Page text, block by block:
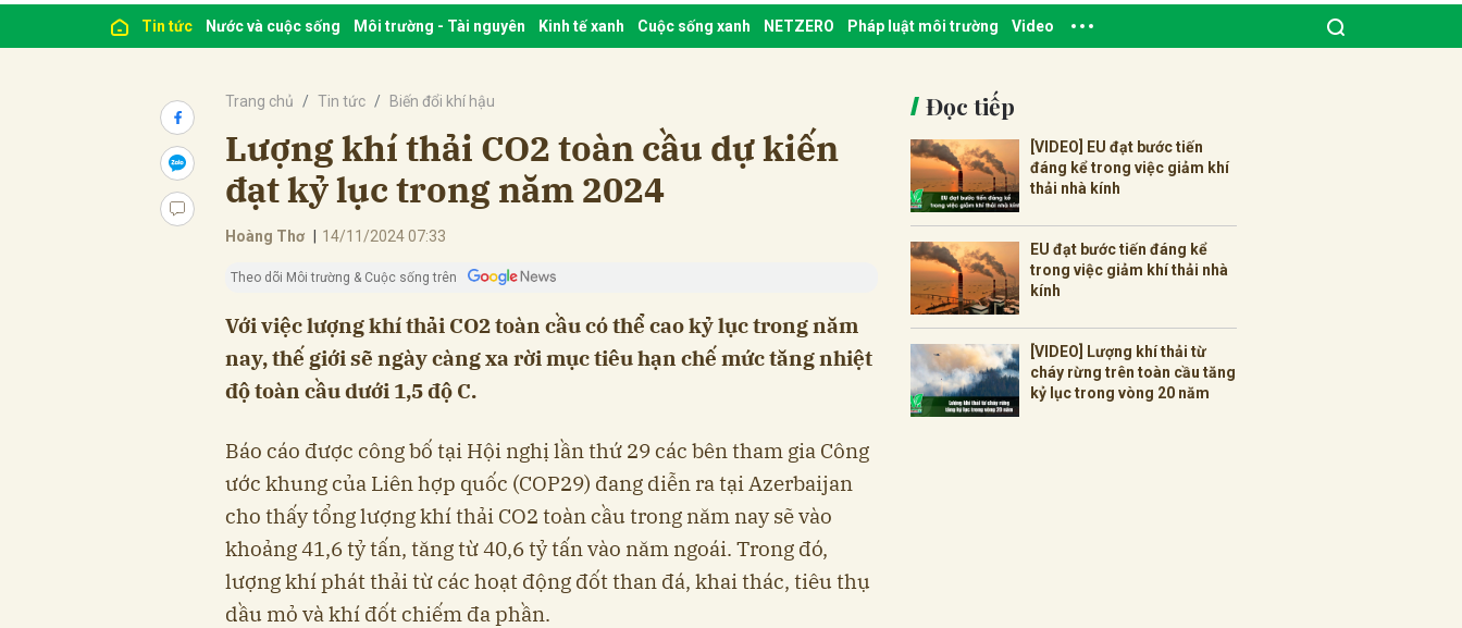
Tin tức Nước và cuộc sống Môi trường - Tài nguyên Kinh tế xanh Cuộc sống xanh NETZERO Pháp luật môi trường Video
Trang chủ Tin tức Biến đổi khí hậu
Lượng khí thải CO2 toàn cầu dự kiến
đạt kỷ lục trong năm 2024
Hoàng Thơ 14/11/2024 07:33
Theo dõi Môi trường & Cuộc sống trên
Với việc lượng khí thải CO2 toàn cầu có thể cao kỷ lục trong năm
nay, thế giới sẽ ngày càng xa rời mục tiêu hạn chế mức tăng nhiệt
độ toàn cầu dưới 1,5 độ C.
Báo cáo được công bố tại Hội nghị lần thứ 29 các bên tham gia Công
ước khung của Liên hợp quốc (COP29) đang diễn ra tại Azerbaijan
cho thấy tổng lượng khí thải CO2 toàn cầu trong năm nay sẽ vào
khoảng 41,6 tỷ tấn, tăng từ 40,6 tỷ tấn vào năm ngoái. Trong đó,
lượng khí phát thải từ các hoạt động đốt than đá, khai thác, tiêu thụ
dầu mỏ và khí đốt chiếm đa phần.
Đọc tiếp
[VIDEO] EU đạt bước tiến
đáng kể trong việc giảm khí
thải nhà kính
EU đạt bước tiến đáng kể
trong việc giảm khí thải nhà
kính
[VIDEO] Lượng khí thải từ
cháy rừng trên toàn cầu tăng
kỷ lục trong vòng 20 năm